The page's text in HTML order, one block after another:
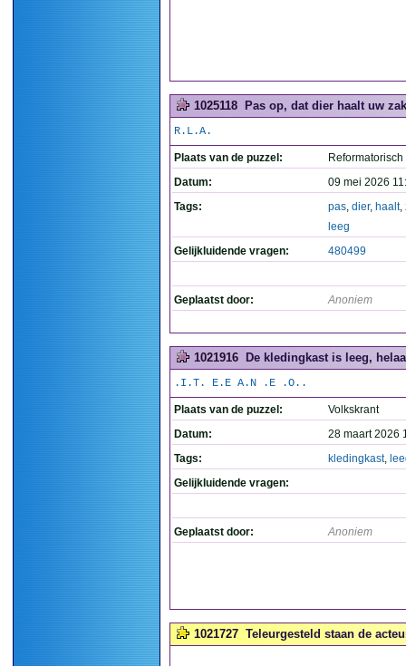
1025118 Pas op, dat dier haalt uw
R.L.A.
Plaats van de puzzel:
Datum:
09 mei 2026
Tags:
pas, dier, haalt,
leeg
Gelijkluidende vragen:
480499
Geplaatst door: Anoniem
1021916 De kledingkast is leeg,
.I.T. E.E A.N .E .O..
Plaats van de puzzel:
Volkskrant
Datum:
28 maart 2026
Tags:
kledingkast,
Gelijkluidende vragen:
Geplaatst door: Anoniem
1021727 Teleurgesteld staan de